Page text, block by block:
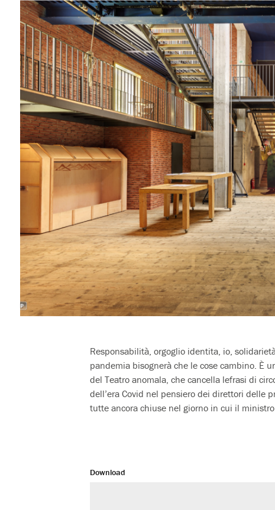
Responsabilità, orgoglio identita, io,
pandemia bisognerà che le cose cambino. È
del Teatro anomala, che cancella lefrasi di
dell’era Covid nel pensiero dei direttori delle
tutte ancora chiuse nel giorno in cui il
Download